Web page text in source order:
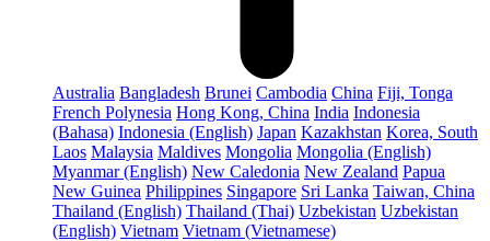
Australia Bangladesh Brunei Cambodia China Fiji, Tonga
French Polynesia Hong Kong, China India Indonesia
(Bahasa) Indonesia (English) Japan Kazakhstan Korea, South
Laos Malaysia Maldives Mongolia Mongolia (English)
Myanmar (English) New Caledonia New Zealand Papua
New Guinea Philippines Singapore Sri Lanka Taiwan, China
Thailand (English) Thailand (Thai) Uzbekistan Uzbekistan
(English) Vietnam Vietnam (Vietnamese)